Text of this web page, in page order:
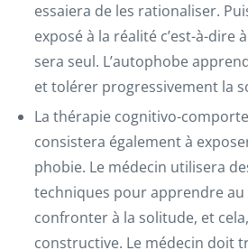
essaiera de les rationaliser.
exposé à la réalité c’est-à-dire
sera seul. L’autophobe
et tolérer progressivement la
La thérapie cognitivo-
consistera également à
phobie. Le médecin utilisera
techniques pour apprendre au
confronter à la solitude, et
constructive. Le médecin doit